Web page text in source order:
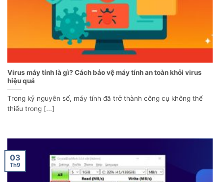
Virus máy tính là gì? Cách bảo vệ máy tính an toàn khỏi virus
hiệu quả
Trong kỷ nguyên số, máy tính đã trở thành công cụ không thể
thiếu trong [...]
03
Th9